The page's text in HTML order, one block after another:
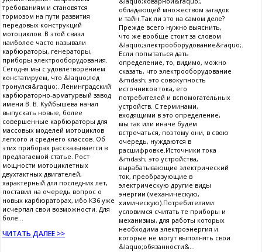
требованиям и становятся
тормозом на пути развития
передовых конструкций
мотоциклов. В этой связи
наиболее часто называли
карбюраторы, генераторы,
приборы электрооборудования.
Сегодня мы с удовлетворением
констатируем, что &laquo;лед
тронулся&raquo;. Ленинградский
карбюраторно-арматурвый завод
имени В. В. Куйбышева начал
выпускать новые, более
совершенные карбюраторы для
массовых моделей мотоциклов
легкого и среднего классов. Об
этих приборах рассказывается в
предлагаемой статье. Рост
мощности мотоциклетных
двухтактных двигателей,
характерный для последних лет,
поставил на очередь вопрос о
новых карбюраторах, ибо К36 уже
исчерпал свои возможности. Для
боле...
ЧИТАТЬ ДАЛЕЕ >>
обладающей множеством загадок
и тайн.Так ли это на самом деле?
Прежде всего нужно выяснить,
что же вообще стоит за словом
&laquo;электрооборудование&raquo;.
Если попытаться дать
определение, то, видимо, можно
сказать, что электрооборудование
&mdash; это совокупность
источников тока, его
потребителей и вспомогательных
устройств. С терминами,
входящими в это определение,
мы так или иначе будем
встречаться, поэтому они, в свою
очередь, нуждаются в
расшифровке.Источники тока
&mdash; это устройства,
вырабатывающие электрический
ток, преобразующие в
электрическую другие виды
энергии (механическую,
химическую).Потребителями
условимся считать те приборы и
механизмы, для работы которых
необходима электроэнергия и
которые не могут выполнять свои
&laquo;обязанности&...